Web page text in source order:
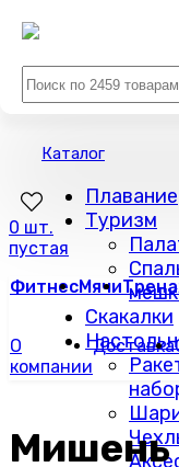
Каталог
Плавание
Туризм
Скакалки
0 шт.
пустая
ФитнесМячи
О
компании
Доставка
Мишень